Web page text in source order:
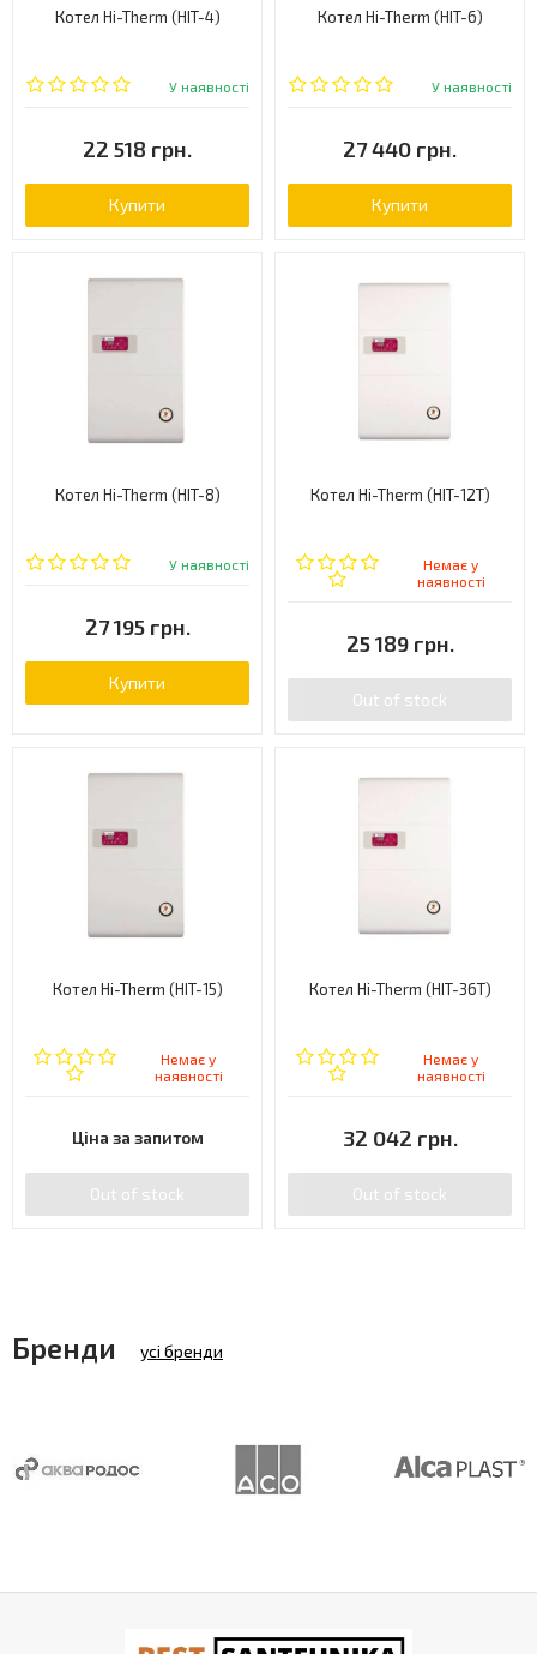
Котел Hi-Therm (HIT-4)
У наявності
22 518 грн.
Купити
Котел Hi-Therm (HIT-6)
У наявності
27 440 грн.
Купити
Котел Hi-Therm (HIT-8)
У наявності
27 195 грн.
Купити
Котел Hi-Therm (HIT-12T)
Немає у
наявності
25 189 грн.
Out of stock
Котел Hi-Therm (HIT-15)
Немає у
наявності
Ціна за запитом
Out of stock
Котел Hi-Therm (HIT-36T)
Немає у
наявності
32 042 грн.
Out of stock
Бренди усі бренди